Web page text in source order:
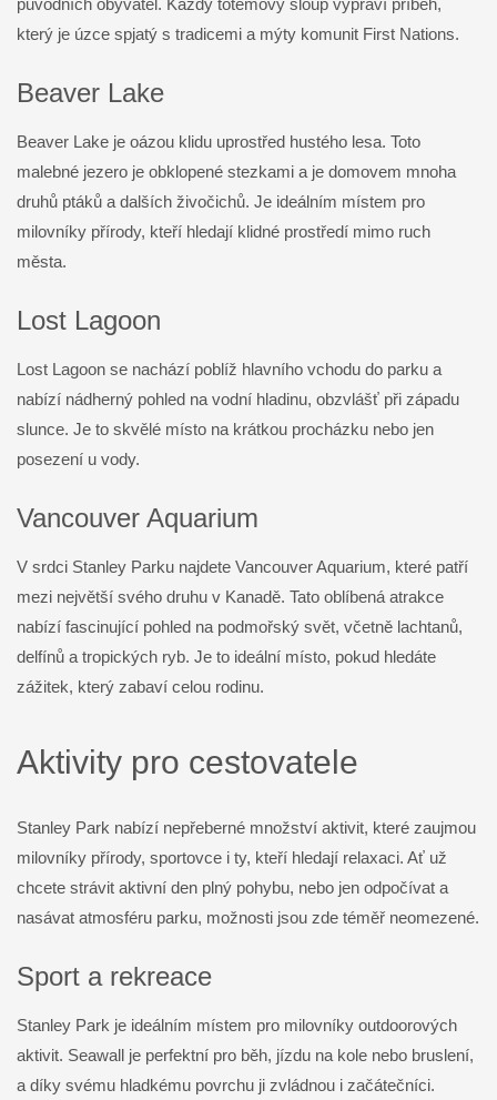
původních obyvatel. Každý totemový sloup vypráví příběh,
který je úzce spjatý s tradicemi a mýty komunit First Nations.
Beaver Lake
Beaver Lake je oázou klidu uprostřed hustého lesa. Toto
malebné jezero je obklopené stezkami a je domovem mnoha
druhů ptáků a dalších živočichů. Je ideálním místem pro
milovníky přírody, kteří hledají klidné prostředí mimo ruch
města.
Lost Lagoon
Lost Lagoon se nachází poblíž hlavního vchodu do parku a
nabízí nádherný pohled na vodní hladinu, obzvlášť při západu
slunce. Je to skvělé místo na krátkou procházku nebo jen
posezení u vody.
Vancouver Aquarium
V srdci Stanley Parku najdete Vancouver Aquarium, které patří
mezi největší svého druhu v Kanadě. Tato oblíbená atrakce
nabízí fascinující pohled na podmořský svět, včetně lachtanů,
delfínů a tropických ryb. Je to ideální místo, pokud hledáte
zážitek, který zabaví celou rodinu.
Aktivity pro cestovatele
Stanley Park nabízí nepřeberné množství aktivit, které zaujmou
milovníky přírody, sportovce i ty, kteří hledají relaxaci. Ať už
chcete strávit aktivní den plný pohybu, nebo jen odpočívat a
nasávat atmosféru parku, možnosti jsou zde téměř neomezené.
Sport a rekreace
Stanley Park je ideálním místem pro milovníky outdoorových
aktivit. Seawall je perfektní pro běh, jízdu na kole nebo bruslení,
a díky svému hladkému povrchu ji zvládnou i začátečníci.